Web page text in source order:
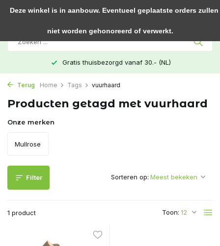
Gratis thuisbezorgd vanaf 30.- (NL)
Terug Home Tags vuurhaard
Producten getagd met vuurhaard
Onze merken
Mullrose
Filter
1 product Toon:
Sorteren op:
Deze winkel is in aanbouw. Eventueel geplaatste orders zullen
niet worden gehonoreerd of verwerkt.